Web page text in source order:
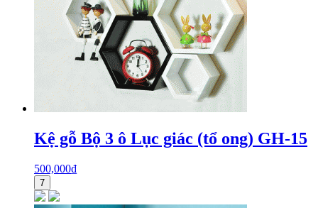
Kệ gỗ Bộ 3 ô Lục giác (tổ ong) GH-15
500,000₫
7